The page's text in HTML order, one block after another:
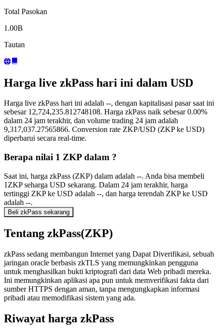
Total Pasokan
1.00B
Tautan
Harga live zkPass hari ini dalam USD
Harga live zkPass hari ini adalah --, dengan kapitalisasi pasar saat ini
sebesar 12,724,235.812748108. Harga zkPass naik sebesar 0.00%
dalam 24 jam terakhir, dan volume trading 24 jam adalah
9,317,037.27565866. Conversion rate ZKP/USD (ZKP ke USD)
diperbarui secara real-time.
Berapa nilai 1 ZKP dalam ?
Saat ini, harga zkPass (ZKP) dalam adalah --. Anda bisa membeli
1ZKP seharga USD sekarang. Dalam 24 jam terakhir, harga
tertinggi ZKP ke USD adalah --, dan harga terendah ZKP ke USD
adalah --.
Beli zkPass sekarang
Tentang zkPass(ZKP)
zkPass sedang membangun Internet yang Dapat Diverifikasi, sebuah
jaringan oracle berbasis zkTLS yang memungkinkan pengguna
untuk menghasilkan bukti kriptografi dari data Web pribadi mereka.
Ini memungkinkan aplikasi apa pun untuk memverifikasi fakta dari
sumber HTTPS dengan aman, tanpa mengungkapkan informasi
pribadi atau memodifikasi sistem yang ada.
Riwayat harga zkPass